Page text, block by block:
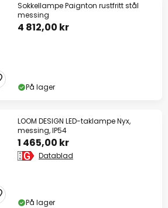
Sokkellampe Paignton rustfritt stål
messing
4 812,00 kr
På lager
LOOM DESIGN LED-taklampe Nyx,
messing, IP54
1 465,00 kr
Datablad
På lager